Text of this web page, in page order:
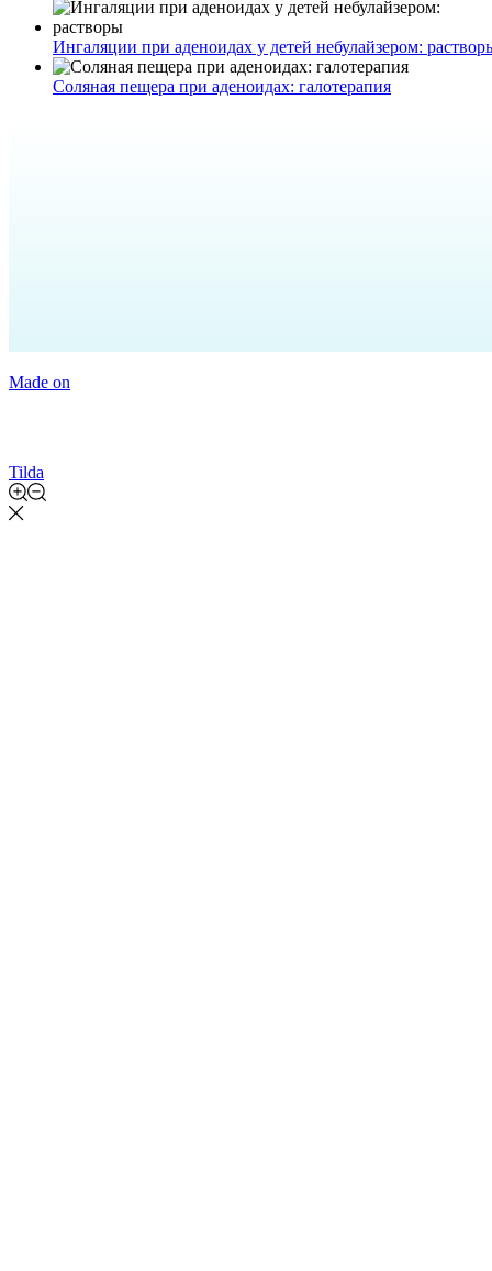
Ингаляции при аденоидах у детей небулайзером:
Соляная пещера при аденоидах: галотерапия
Made on
Tilda